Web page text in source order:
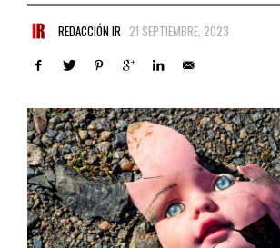
REDACCIÓN IR 21 SEPTIEMBRE, 2023